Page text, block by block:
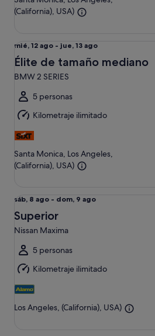
(California), USA)
Del
mié,
12
ago
al
jue,
13
ago
mié, 12 ago - jue, 13 ago
Élite de tamaño mediano
BMW 2 SERIES
5 personas
Kilometraje ilimitado
Santa Monica, Los Angeles,
(California), USA)
Del
sáb,
8
ago
al
dom,
9
ago
sáb, 8 ago - dom, 9 ago
Superior
Nissan Maxima
5 personas
Kilometraje ilimitado
Los Angeles, (California), USA)